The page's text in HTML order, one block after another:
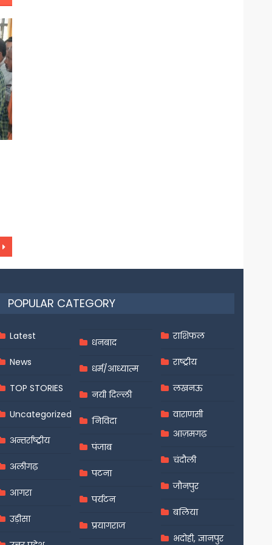
POPULAR CATEGORY
Latest
News
TOP STORIES
Uncategorized
अन्तर्राष्ट्रीय
अलीगढ़
आगरा
उड़ीसा
धनबाद
धर्म/आध्यात्म
नयी दिल्ली
निविदा
पंजाब
पटना
पर्यटन
प्रयागराज
राशिफल
राष्ट्रीय
लखनऊ
वाराणसी
आज़मगढ़
चंदौली
जौनपुर
बलिया
भदोही, ज्ञानपुर